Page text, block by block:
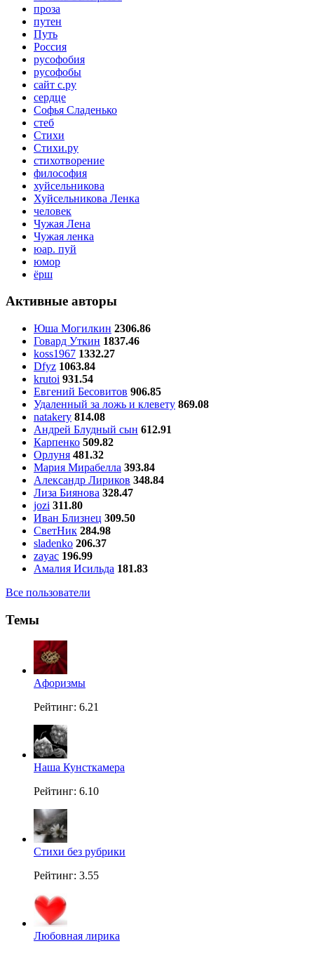
проза
путен
Путь
Россия
русофобия
русофобы
сайт с.ру
сердце
Софья Сладенько
стеб
Стихи
Стихи.ру
стихотворение
философия
хуйсельникова
Хуйсельникова Ленка
человек
Чужая Лена
Чужая ленка
юар. пуй
юмор
ёрш
Активные авторы
Юша Могилкин 2306.86
Говард Уткин 1837.46
koss1967 1332.27
Dfyz 1063.84
krutoi 931.54
Евгений Бесовитов 906.85
Удаленный за ложь и клевету 869.08
natakery 814.08
Андрей Блудный сын 612.91
Карпенко 509.82
Орлуня 481.32
Мария Мирабелла 393.84
Александр Лириков 348.84
Лиза Биянова 328.47
jozi 311.80
Иван Близнец 309.50
СветНик 284.98
sladenko 206.37
zayac 196.99
Амалия Исильда 181.83
Все пользователи
Темы
Aфоризмы
Рейтинг: 6.21
Наша Кунсткамера
Рейтинг: 6.10
Стихи без рубрики
Рейтинг: 3.55
Любовная лирика